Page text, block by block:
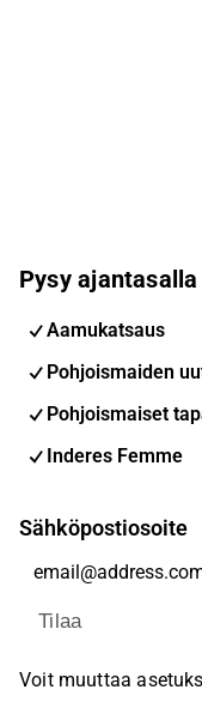
Pysy
Aamukatsaus
Pohjoismaiden
Pohjoismaiset
Inderes Femme
Sähköpostiosoite
Tilaa
Voit muuttaa